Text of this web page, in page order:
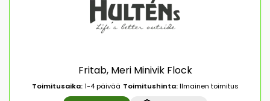
Fritab, Meri Minivik Flock
Toimitusaika:1-4 päivää Toimitushinta:Ilmainen toimitus